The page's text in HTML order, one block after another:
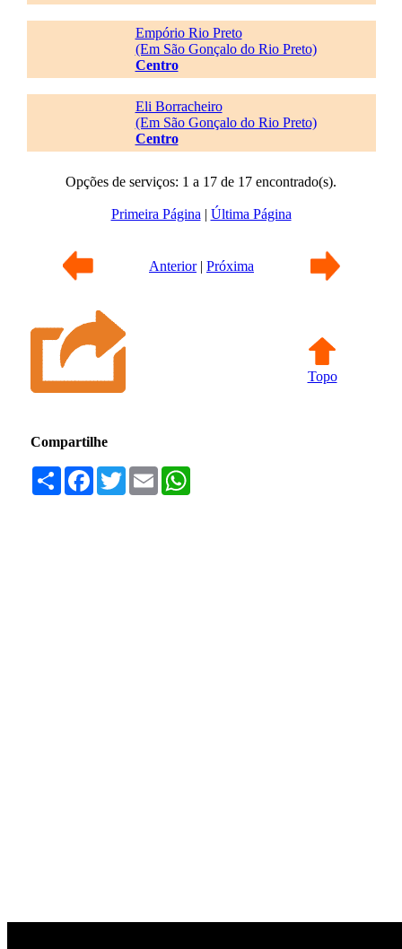
Empório Rio Preto
(Em São Gonçalo do Rio Preto)
Centro
Eli Borracheiro
(Em São Gonçalo do Rio Preto)
Centro
Opções de serviços: 1 a 17 de 17 encontrado(s).
Primeira Página | Última Página
Anterior| Próxima
Topo
Compartilhe
Compartilhar
Facebook
TwitterEmail